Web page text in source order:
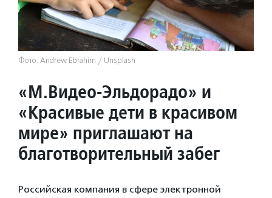
Фото: Andrew Ebrahim / Unsplash
«М.Видео-Эльдорадо» и
«Красивые дети в красивом
мире» приглашают на
благотворительный забег
Российская компания в сфере электронной